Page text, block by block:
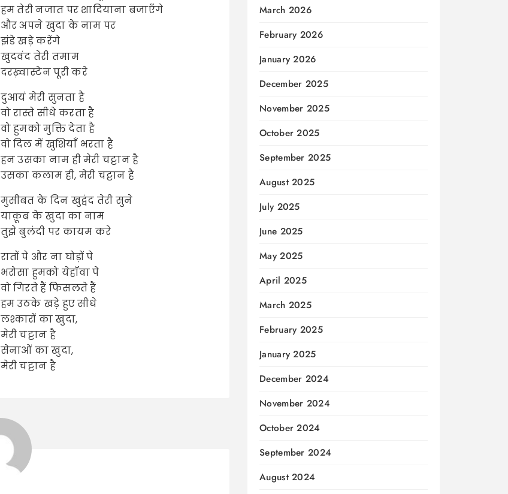
हम तेरी नजात पर शादियाना बजाएँगे
और अपने खुदा के नाम पर
झंडे खड़े करेंगे
खुदवंद तेरी तमाम
दरख़्वास्टेन पूरी करे
दुआयं मेरी सुनता है
वो रास्ते सीधे करता है
वो हुमको मुक्ति देता है
वो दिल में खुशियाँ भरता है
हन उसका नाम ही मेरी चट्टान है
उसका कलाम ही, मेरी चट्टान है
मुसीबत के दिन खुद्वंद तेरी सुने
याक़ूब के खुदा का नाम
तुझे बुलंदी पर कायम करे
रातों पे और ना घोड़ों पे
भरोसा हुमको येहॉवा पे
वो गिरते हैं फिसलते हैं
हम उठके खड़े हुए सीधे
लश्कारों का खुदा,
मेरी चट्टान है
सेनाओं का खुदा,
मेरी चट्टान है
March 2026
February 2026
January 2026
December 2025
November 2025
October 2025
September 2025
August 2025
July 2025
June 2025
May 2025
April 2025
March 2025
February 2025
January 2025
December 2024
November 2024
October 2024
September 2024
August 2024